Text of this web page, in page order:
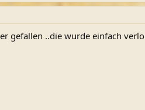
gefallen ..die wurde einfach